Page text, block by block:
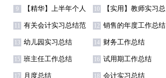
告范文汇总七篇 文锦集5篇
9 【精华】上半年个人
工作总结范文5篇
10 【实用】教师实习总
结集锦9篇
11 有关会计实习总结范
文八篇
12 销售的年度工作总结
四篇
13 幼儿园实习总结 14 财务工作总结
15 班主任工作总结 16 试用期工作总结
17 月度总结 18 会计实习总结